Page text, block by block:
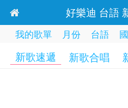
好樂迪 台語
我的歌單 月份 台語
新歌速遞 新歌合唱